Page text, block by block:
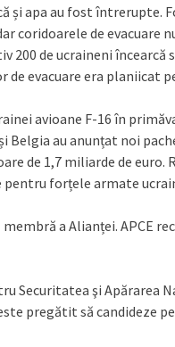
apa au fost întrerupte.
coridoarele de evacuare
de ucraineni încearcă
evacuare era planiicat
avioane F-16 în
Belgia au anunțat noi
de 1,7 miliarde de
pentru forțele armate
a Alianței. APCE
Securitatea şi Apărarea
pregătit să candideze